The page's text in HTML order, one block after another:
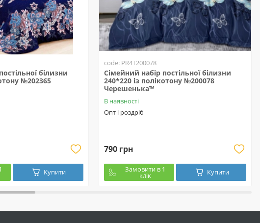
білизни
№202365
Купити
code: PR4T200078
Сімейний набір постільної білизни
240*220 із полікотону №200078
Черешенька™
В наявності
Опт і роздріб
790 грн
Замовити в 1
клік Купити